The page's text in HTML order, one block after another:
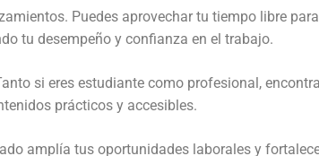
Puedes aprovechar tu tiempo libre
tu desempeño y confianza en el trabajo.
si eres estudiante como profesional,
prácticos y accesibles.
amplía tus oportunidades laborales y